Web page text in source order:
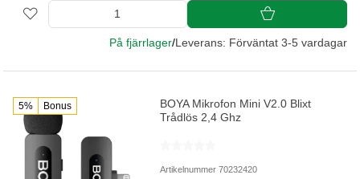
På fjärrlager/Leverans: Förväntat 3-5 vardagar
5% Bonus
BOYA Mikrofon Mini V2.0 Blixt
Trådlös 2,4 Ghz
Artikelnummer 70232420